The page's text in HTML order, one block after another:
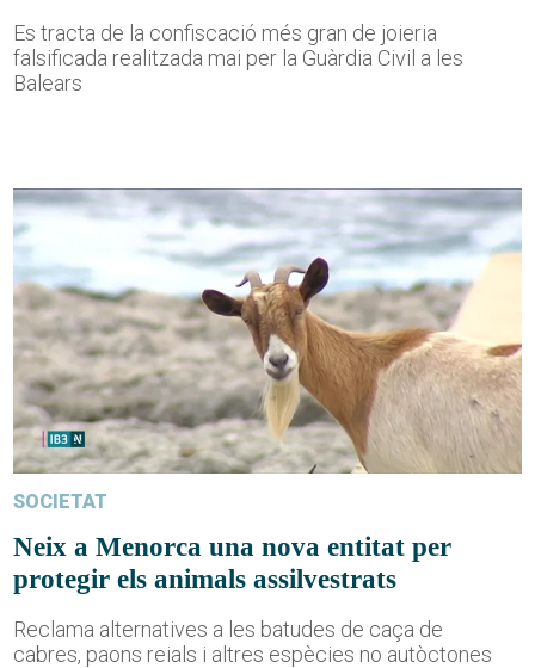
Es tracta de la confiscació més gran de joieria
falsificada realitzada mai per la Guàrdia Civil a les
Balears
SOCIETAT
Neix a Menorca una nova entitat per
protegir els animals assilvestrats
Reclama alternatives a les batudes de caça de
cabres, paons reials i altres espècies no autòctones